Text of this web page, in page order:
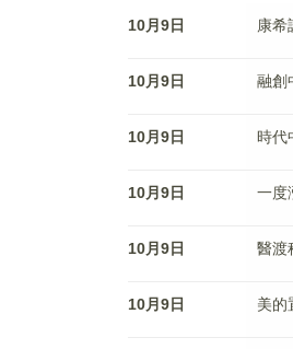
10月9日 康希
10月9日 融創
10月9日 時代
10月9日 一度
10月9日 醫渡
10月9日 美的